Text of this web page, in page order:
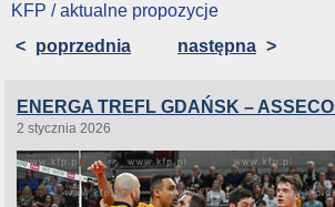
KFP / aktualne propozycje
< poprzednia następna >
ENERGA TREFL GDAŃSK –
2 stycznia 2026